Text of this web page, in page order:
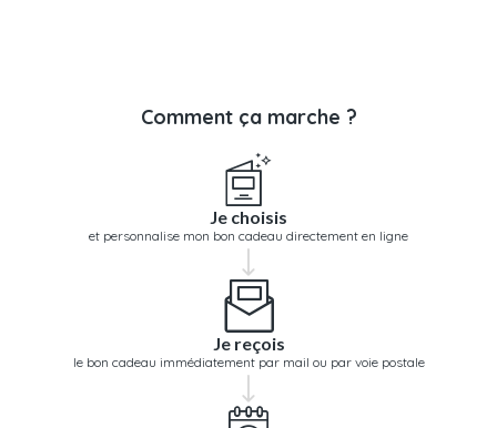
Comment ça marche ?
Je choisis
et personnalise mon bon cadeau directement en ligne
Je reçois
le bon cadeau immédiatement par mail ou par voie postale